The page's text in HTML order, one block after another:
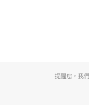
提醒您，我